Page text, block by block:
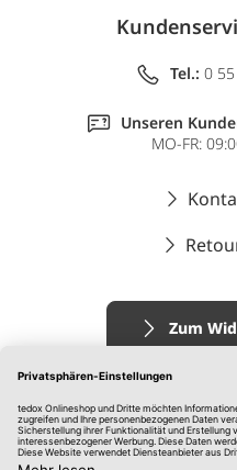
Tel.: 0
Unseren
MO-FR:
Zum